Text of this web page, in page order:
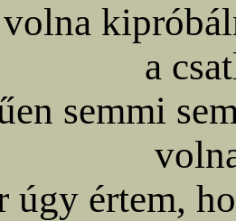
volna
a
semmi
úgy értem,